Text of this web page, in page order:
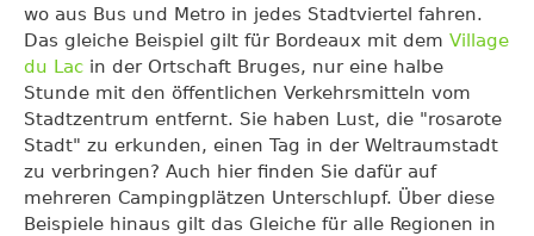
wo aus Bus und Metro in jedes Stadtviertel fahren.
Das gleiche Beispiel gilt für Bordeaux mit dem Village
du Lac in der Ortschaft Bruges, nur eine halbe
Stunde mit den öffentlichen Verkehrsmitteln vom
Stadtzentrum entfernt. Sie haben Lust, die "rosarote
Stadt" zu erkunden, einen Tag in der Weltraumstadt
zu verbringen? Auch hier finden Sie dafür auf
mehreren Campingplätzen Unterschlupf. Über diese
Beispiele hinaus gilt das Gleiche für alle Regionen in